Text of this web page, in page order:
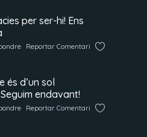
per ser-hi! Ens
Reportar Comentari
és d’un sol
endavant!
Reportar Comentari